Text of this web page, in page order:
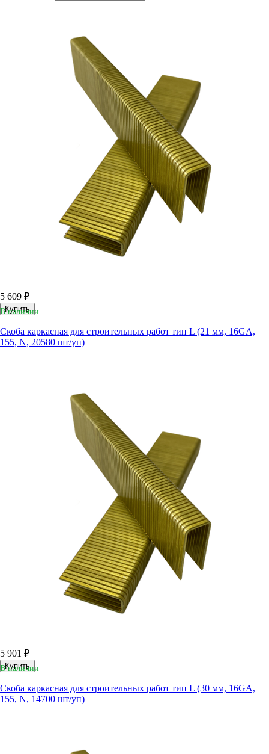
5 609 ₽
Купить
В наличии
Скоба каркасная для строительных работ тип L (21 мм, 16GA,
155, N, 20580 шт/уп)
5 901 ₽
Купить
В наличии
Скоба каркасная для строительных работ тип L (30 мм, 16GA,
155, N, 14700 шт/уп)